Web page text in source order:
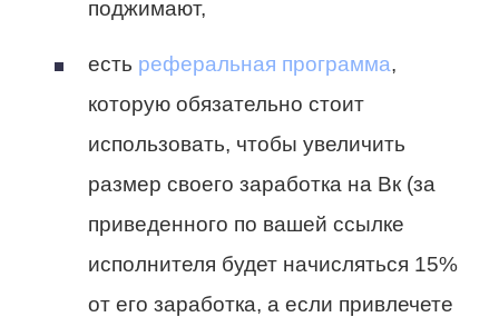
поджимают,
есть реферальная программа,
которую обязательно стоит
использовать, чтобы увеличить
размер своего заработка на Вк (за
приведенного по вашей ссылке
исполнителя будет начисляться 15%
от его заработка, а если привлечете